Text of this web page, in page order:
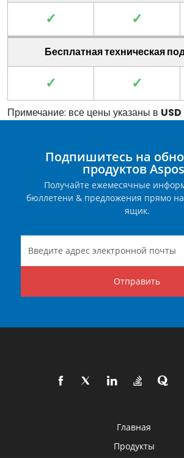
✓ ✓
Бесплатная техническая
✓ ✓
Примечание: все цены указаны в USD
Подпишитесь на
продуктов
Получайте ежемесячные
бюллетени & предложения прямо
ящик.
Отправить
Главная
Продукты